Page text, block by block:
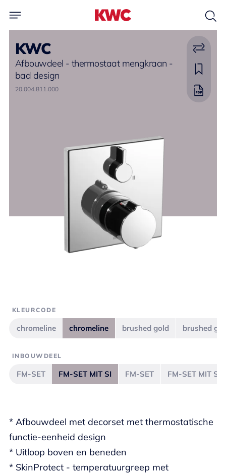
KWC
Afbouwdeel - thermostaat mengkraan -
bad design
20.004.811.000
* Afbouwdeel met decorset met thermostatische
functie-eenheid design
* Uitloop boven en beneden
* SkinProtect - temperatuurgreep met
KLEURCODE
chromeline chromeline brushed gold brushed
INBOUWDEEL
FM-SET FM-SET MIT SI FM-SET FM-SET MIT SI